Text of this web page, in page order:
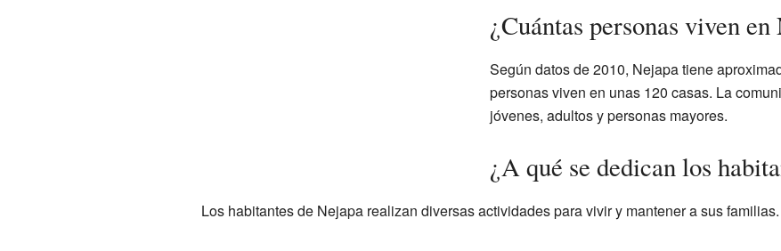
¿Cuántas personas viven en
Según datos de 2010, Nejapa tiene
personas viven en unas 120 casas. La
jóvenes, adultos y personas mayores.
¿A qué se dedican los
Los habitantes de Nejapa realizan diversas actividades para vivir y mantener a sus familias.